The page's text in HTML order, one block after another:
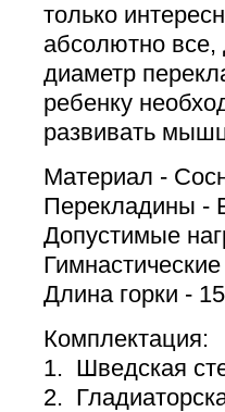
только
абсолютно все,
диаметр
ребенку
развивать
Материал -
Перекладины -
Допустимые
Длина горки -
Комплектация:
1. Шведская
2.